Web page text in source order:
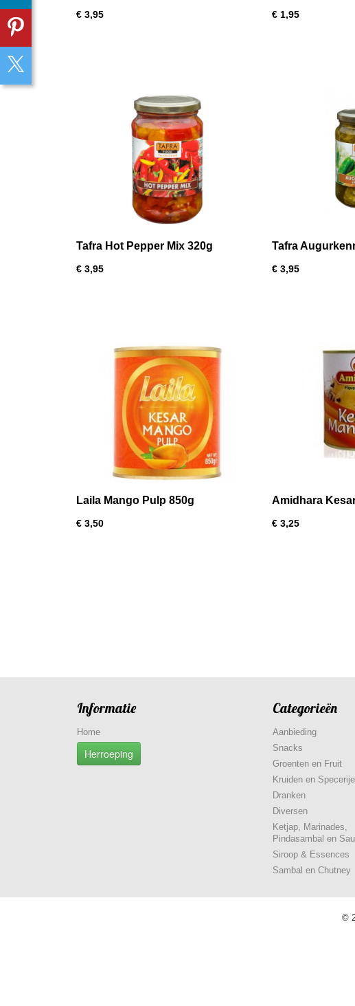
€ 3,95 € 1,95
Tafra Hot Pepper Mix 320g
€ 3,95
Tafra
€ 3,95
Laila Mango Pulp 850g
€ 3,50
Amidhara
€ 3,25
Informatie
Home
Herroeping
Categorieën
Aanbieding
Snacks
Groenten en Fruit
Kruiden en
Dranken
Diversen
Ketjap, Marinades,
Pindasambal en
Siroop & Essences
Sambal en Chutney
©